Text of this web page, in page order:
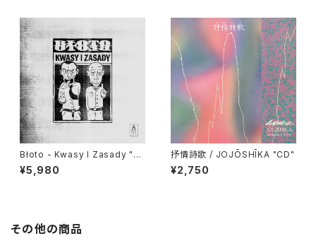
Błoto - Kwasy I Zasady "L
P"
¥5,980
抒情詩歌 / JOJŌSHĪKA "CD"
¥2,750
その他の商品